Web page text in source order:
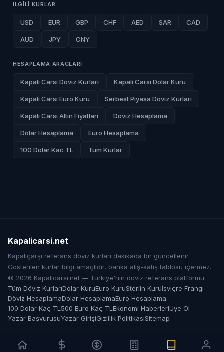
ILGILI KURLAR
USD EUR GBP CHF AED SAR CAD
AUD JPY CNY
HESAPLAMA ARACLARI
Kapali Carsi Doviz Kurlari Kapali Carsi Dolar Kuru
Kapali Carsi Euro Kuru Serbest Piyasa Doviz Kurlari
Kapali Carsi Altin Fiyatlari Doviz Hesaplama
Dolar Hesaplama Euro Hesaplama
100 Dolar Kac TL Tum Kurlar
Kapalicarsi.net
Kapalıçarşı referans döviz kurları dakikada bir güncellenir.
Gösterilen kurlar bilgi amaçlıdır, banka alış-satış tablosu içermez.
© 2026 Kapalicarsi.net — Türkiye'nin döviz referans platformu.
Tüm Döviz KurlarıDolar KuruEuro KuruSterlin Kuruİsviçre Frangı
Döviz HesaplamaDolar HesaplamaEuro Hesaplama
100 Dolar Kaç TL 500 Euro Kaç TL Ekonomi HaberleriÜye Ol
Yazar BaşvurusuYazar GirişiGizlilik PolitikasıSitemap